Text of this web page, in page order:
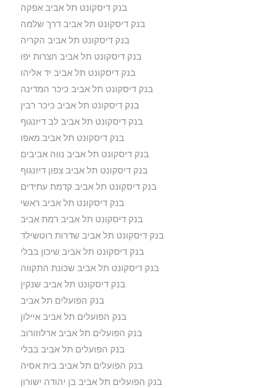
בנק דיסקונט תל אביב אפקה
בנק דיסקונט תל אביב דרך שלמה
בנק דיסקונט תל אביב הקריה
בנק דיסקונט תל אביב חצרות יפו
בנק דיסקונט תל אביב יד אליהו
בנק דיסקונט תל אביב כיכר המדינה
בנק דיסקונט תל אביב כיכר רבין
בנק דיסקונט תל אביב לב דיזנגוף
בנק דיסקונט תל אביב מאפו
בנק דיסקונט תל אביב נווה אביבים
בנק דיסקונט תל אביב צפון דיזנגוף
בנק דיסקונט תל אביב קדמת עתידים
בנק דיסקונט תל אביב ראשי
בנק דיסקונט תל אביב רמת אביב
בנק דיסקונט תל אביב שדרות רוטשילד
בנק דיסקונט תל אביב שיכון בבלי
בנק דיסקונט תל אביב שכונת התקווה
בנק דיסקונט תל אביב שנקין
בנק הפועלים תל אביב
בנק הפועלים תל אביב איילון
בנק הפועלים תל אביב ארלוזורוב
בנק הפועלים תל אביב בבלי
בנק הפועלים תל אביב בית אסיה
בנק הפועלים תל אביב בן יהודה ישורון